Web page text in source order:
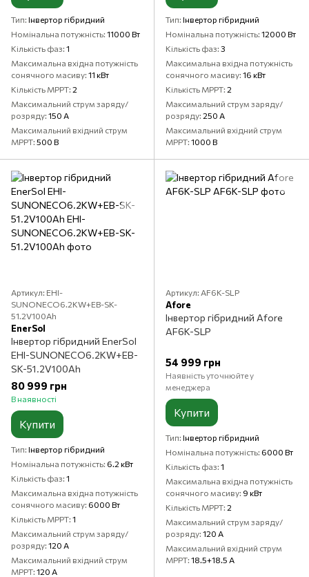
Тип Інвертор гібридний
Номінальна потужність 11000 Вт
Кількість фаз 1
Максимальна вхідна потужність
сонячного масиву 11 кВт
Кількість MPPT 2
Максимальний струм заряду/
розряду 150 А
Максимальний вхідний струм
MPPT 500 В
Тип Інвертор гібридний
Номінальна потужність 12000 Вт
Кількість фаз 3
Максимальна вхідна потужність
сонячного масиву 16 кВт
Кількість MPPT 2
Максимальний струм заряду/
розряду 250 А
Максимальний вхідний струм
MPPT 1000 В
Артикул: EHI-
SUNONECO6.2KW+EB-SK-
51.2V100Ah
EnerSol
Інвертор гібридний EnerSol
EHI-SUNONECO6.2KW+EB-
SK-51.2V100Ah
80 999 грн
В наявності
Купити
Тип Інвертор гібридний
Номінальна потужність 6.2 кВт
Кількість фаз 1
Максимальна вхідна потужність
сонячного масиву 6000 Вт
Кількість MPPT 1
Максимальний струм заряду/
розряду 120 А
Максимальний вхідний струм
MPPT 120 А
Артикул: AF6K-SLP
Aforе
Інвертор гібридний Aforе
AF6K-SLP
54 999 грн
Наявність уточнюйте у
менеджера
Купити
Тип Інвертор гібридний
Номінальна потужність 6000 Вт
Кількість фаз 1
Максимальна вхідна потужність
сонячного масиву 9 кВт
Кількість MPPT 2
Максимальний струм заряду/
розряду 120 А
Максимальний вхідний струм
MPPT 18.5+18.5 А